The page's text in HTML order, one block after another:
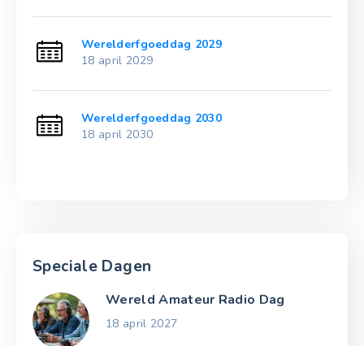
Werelderfgoeddag 2029
18 april 2029
Werelderfgoeddag 2030
18 april 2030
Speciale Dagen
Wereld Amateur Radio Dag
18 april 2027